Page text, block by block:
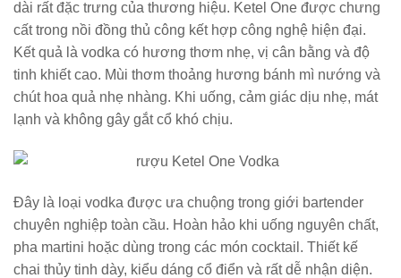
dài rất đặc trưng của thương hiệu. Ketel One được chưng
cất trong nồi đồng thủ công kết hợp công nghệ hiện đại.
Kết quả là vodka có hương thơm nhẹ, vị cân bằng và độ
tinh khiết cao. Mùi thơm thoảng hương bánh mì nướng và
chút hoa quả nhẹ nhàng. Khi uống, cảm giác dịu nhẹ, mát
lạnh và không gây gắt cổ khó chịu.
Đây là loại vodka được ưa chuộng trong giới bartender
chuyên nghiệp toàn cầu. Hoàn hảo khi uống nguyên chất,
pha martini hoặc dùng trong các món cocktail. Thiết kế
chai thủy tinh dày, kiểu dáng cổ điển và rất dễ nhận diện.